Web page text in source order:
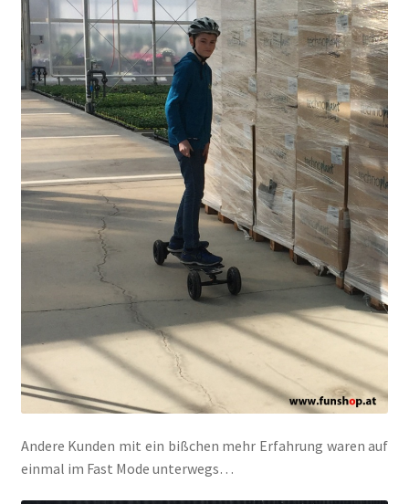
Andere Kunden mit ein bißchen mehr Erfahrung waren auf
einmal im Fast Mode unterwegs…